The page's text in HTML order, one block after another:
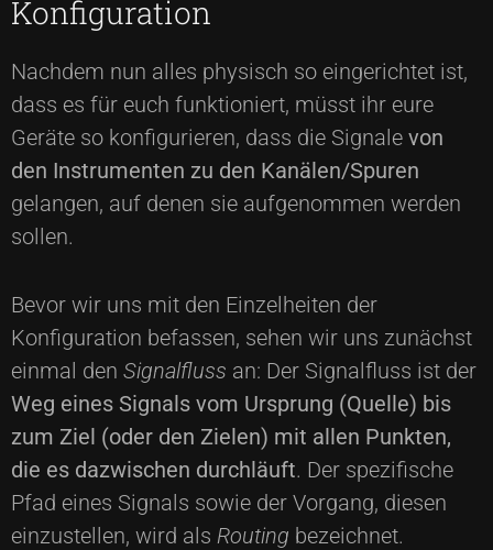
Konfiguration
Nachdem nun alles physisch so eingerichtet ist,
dass es für euch funktioniert, müsst ihr eure
Geräte so konfigurieren, dass die Signale von
den Instrumenten zu den Kanälen/Spuren
gelangen, auf denen sie aufgenommen werden
sollen.
Bevor wir uns mit den Einzelheiten der
Konfiguration befassen, sehen wir uns zunächst
einmal den Signalfluss an: Der Signalfluss ist der
Weg eines Signals vom Ursprung (Quelle) bis
zum Ziel (oder den Zielen) mit allen Punkten,
die es dazwischen durchläuft. Der spezifische
Pfad eines Signals sowie der Vorgang, diesen
einzustellen, wird als Routing bezeichnet.